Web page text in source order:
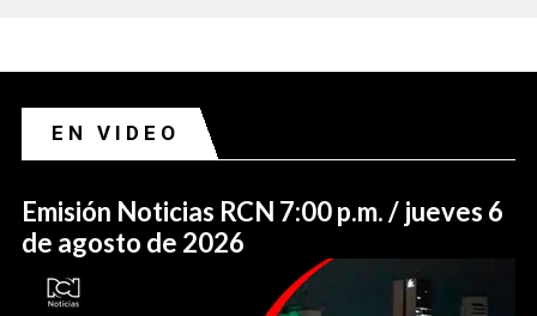
EN VIDEO
Emisión Noticias RCN 7:00 p.m. / jueves 6
de agosto de 2026